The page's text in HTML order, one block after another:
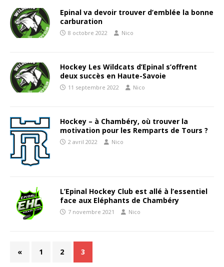
Epinal va devoir trouver d’emblée la bonne
carburation
8 octobre 2022 Nico
Hockey Les Wildcats d’Epinal s’offrent
deux succès en Haute-Savoie
11 septembre 2022 Nico
Hockey – à Chambéry, où trouver la
motivation pour les Remparts de Tours ?
2 avril 2022 Nico
L’Epinal Hockey Club est allé à l’essentiel
face aux Eléphants de Chambéry
7 novembre 2021 Nico
« 1 2 3